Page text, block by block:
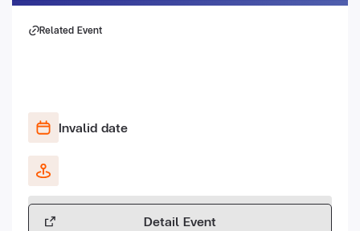
Related Event
Invalid date
Detail Event